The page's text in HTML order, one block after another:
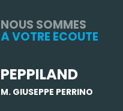
NOUS SOMMES
À VOTRE ÉCOUTE
PEPPILAND
M. GIUSEPPE PERRINO